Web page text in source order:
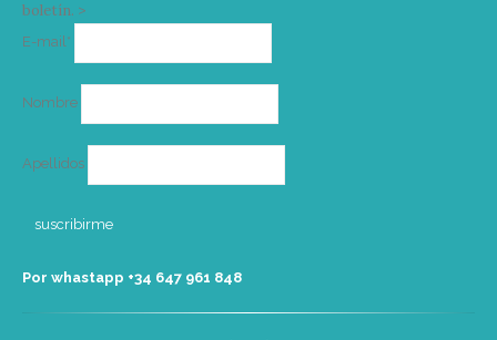
boletín. >
E-mail*
Nombre
Apellidos
Por whastapp +34 ‭647 961 848‬